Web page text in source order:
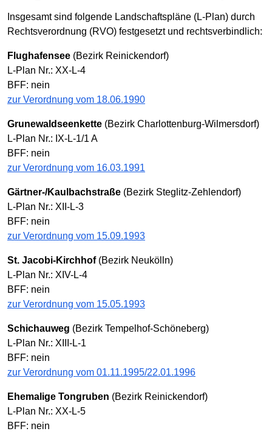
Insgesamt sind folgende Landschaftspläne (L-Plan) durch
Rechtsverordnung (RVO) festgesetzt und rechtsverbindlich:
Flughafensee (Bezirk Reinickendorf)
L-Plan Nr.: XX-L-4
BFF: nein
zur Verordnung vom 18.06.1990
Grunewaldseenkette (Bezirk Charlottenburg-Wilmersdorf)
L-Plan Nr.: IX-L-1/1 A
BFF: nein
zur Verordnung vom 16.03.1991
Gärtner-/Kaulbachstraße (Bezirk Steglitz-Zehlendorf)
L-Plan Nr.: XII-L-3
BFF: nein
zur Verordnung vom 15.09.1993
St. Jacobi-Kirchhof(Bezirk Neukölln)
L-Plan Nr.: XIV-L-4
BFF: nein
zur Verordnung vom 15.05.1993
Schichauweg (Bezirk Tempelhof-Schöneberg)
L-Plan Nr.: XIII-L-1
BFF: nein
zur Verordnung vom 01.11.1995/22.01.1996
Ehemalige Tongruben (Bezirk Reinickendorf)
L-Plan Nr.: XX-L-5
BFF: nein